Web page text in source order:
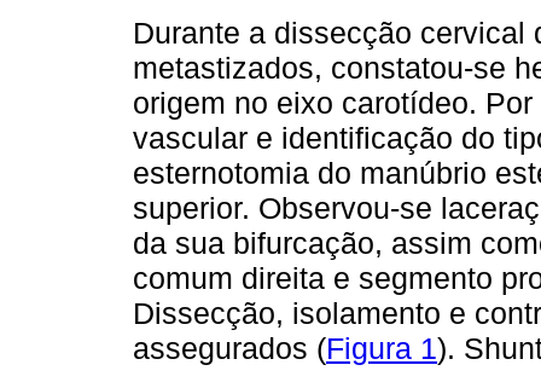
Durante a dissecção
metastizados, constatou-se
origem no eixo carotídeo.
vascular e identificação do
esternotomia do manúbrio
superior. Observou-se
da sua bifurcação, assim
comum direita e segmento
Dissecção, isola­mento e
assegura­dos (Figura 1).